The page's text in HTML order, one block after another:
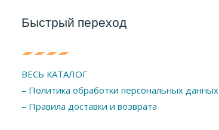
Быстрый переход
ВЕСЬ КАТАЛОГ
– Политика обработки персональных данных
– Правила доставки и возврата